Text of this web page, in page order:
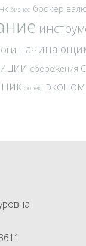
бизнес брокер
сбережения
форекс